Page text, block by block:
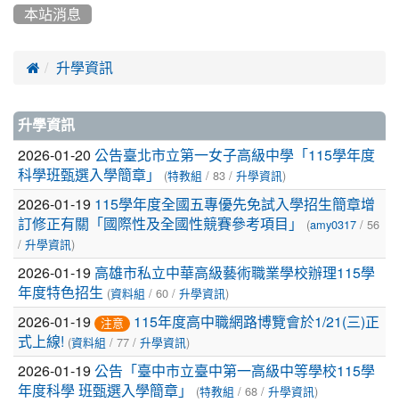
本站消息
 升學資訊
文
章
列
表
升學資訊
2026-01-20 公告臺北市立第一女子高級中學「115學年度
科學班甄選入學簡章」
(特教組 / 83 / 升學資訊)
2026-01-19 115學年度全國五專優先免試入學招生簡章增
訂修正有關「國際性及全國性競賽參考項目」
(amy0317 / 56
/ 升學資訊)
2026-01-19 高雄市私立中華高級藝術職業學校辦理115學
年度特色招生 (資料組 / 60 / 升學資訊)
2026-01-19 注意
115年度高中職網路博覽會於1/21(三)正
式上線! (資料組 / 77 / 升學資訊)
2026-01-19 公告「臺中市立臺中第一高級中等學校115學
年度科學 班甄選入學簡章」
(特教組 / 68 / 升學資訊)